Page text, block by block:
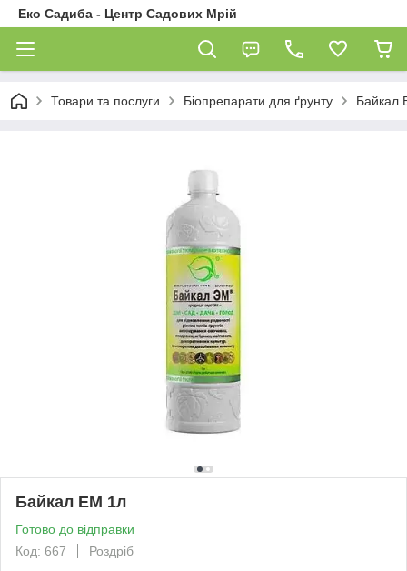
Еко Садиба - Центр Садових Мрій
Товари та послуги Біопрепарати для ґрунту Байкал
Байкал ЕМ 1л
Готово до відправки
Код: 667
Роздріб